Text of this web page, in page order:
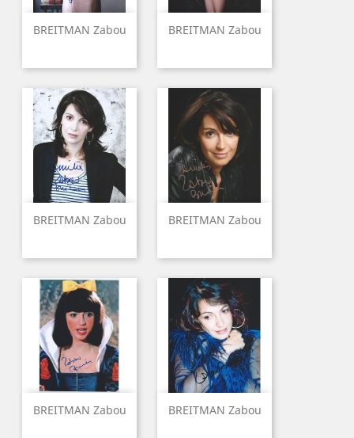
BREITMAN Zabou BREITMAN Zabou
BREITMAN Zabou BREITMAN Zabou
BREITMAN Zabou BREITMAN Zabou